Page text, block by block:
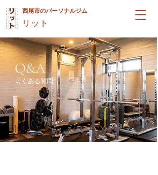
西尾市のパーソナルジム
リット
Q&A
よくある質問